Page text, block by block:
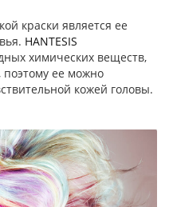
краски является ее
HANTESIS
химических веществ,
поэтому ее можно
кожей головы.